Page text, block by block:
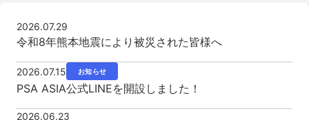
2026.07.29
令和8年熊本地震により被災された皆様へ
2026.07.15 お知らせ
PSA ASIA公式LINEを開設しました！
2026.06.23